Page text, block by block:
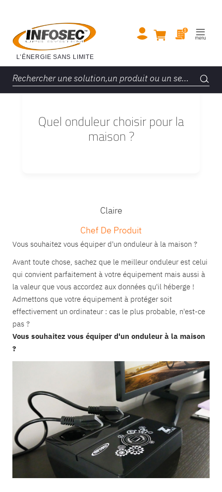
Quel onduleur choisir pour la
maison ?
Claire
Chef De Produit
Vous souhaitez vous équiper d'un onduleur à la maison ?
Avant toute chose, sachez que le meilleur onduleur est celui
qui convient parfaitement à votre équipement mais aussi à
la valeur que vous accordez aux données qu'il héberge !
Admettons que votre équipement à protéger soit
effectivement un ordinateur : cas le plus probable, n'est-ce
pas ?
Vous souhaitez vous équiper d'un onduleur à la maison
?